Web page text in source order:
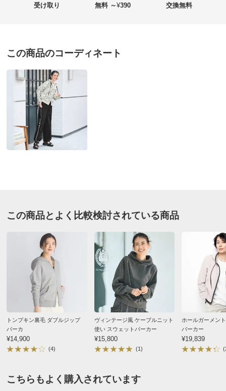
送料・送料種
基本配送料：¥880
■色：モクホワイト×チャコールグレー
■素材：本体…綿65・ポリエステル35％、刺しゅう糸…ポ
リエステル100％、リブ部分…ポリエステル84・綿13・ポ
リウレタン2・レーヨン1％
サイズ記号 S M
バスト 106 110
バスト（適応） 72～80 79～87 86～94
着丈 56.5 58.5
袖口幅 8.5 9
ゆき丈 75.5 78 79.5
袖口のリブの長さ 7 7
袖付幅（袖ぐり幅） 21 23
襟前下がり 7
★★★
千葉県 女性
配送された日の気温が、前日から15度以上低い日でし
た。
外出する用事があり、早速着用しましたが、見た目より
も厚手ではなく、気温差が激しい時に重宝しそうです。
ロボット好きということもあり、柄も気に入りました。
モクホワイトＸチャコール ＬＬ
神奈川県 60代以上女性 身長 : 167cm
普段のサイズ : LL 購入したサイズで「大きめだった」
ロボット柄が楽しくて購入のきっかけになりました。生
地は集めで重いですが、これからクーラーのきついとこ
ろでは重宝すると思います。
2026/05/23
モクホワイトＸチャコール Ｌ
受け取り
無料 ～¥390
交換無料
この商品のコーディネート
この商品とよく比較検討されている商品
トンプキン裏毛 ダブルジップ
パーカ
¥14,900
(4)
ヴィンテージ風 ケーブルニット
使い スウェットパーカー
¥15,800
(1)
ホールガーメン
パーカー
¥19,839
こちらもよく購入されています